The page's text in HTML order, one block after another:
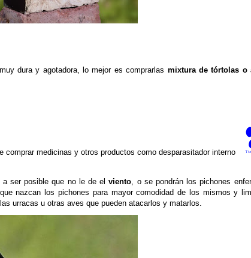
dura y agotadora, lo mejor es comprarlas mixtura de tórtolas o
comprar medicinas y otros productos como desparasitador interno
ser posible que no le de el viento, o se pondrán los pichones
nazcan los pichones para mayor comodidad de los mismos y
urracas u otras aves que pueden atacarlos y matarlos.